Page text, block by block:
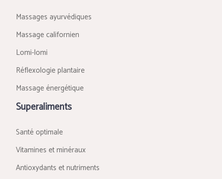
Massages ayurvédiques
Massage californien
Lomi-lomi
Réflexologie plantaire
Massage énergétique
Superaliments
Santé optimale
Vitamines et minéraux
Antioxydants et nutriments